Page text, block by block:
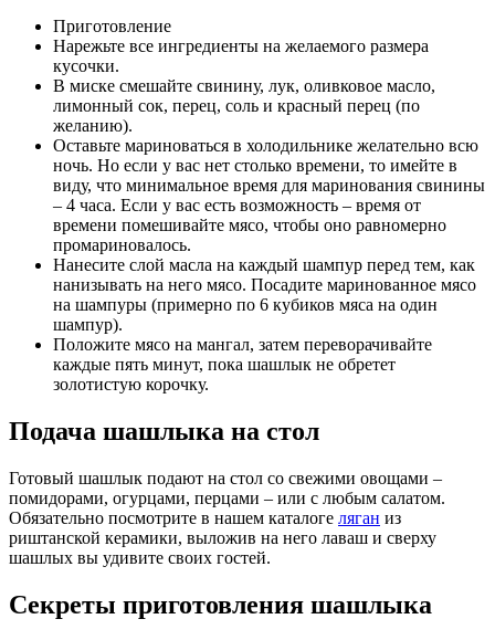
Приготовление
Нарежьте все ингредиенты на желаемого размера
кусочки.
В миске смешайте свинину, лук, оливковое масло,
лимонный сок, перец, соль и красный перец (по
желанию).
Оставьте мариноваться в холодильнике желательно всю
ночь. Но если у вас нет столько времени, то имейте в
виду, что минимальное время для маринования свинины
– 4 часа. Если у вас есть возможность – время от
времени помешивайте мясо, чтобы оно равномерно
промариновалось.
Нанесите слой масла на каждый шампур перед тем, как
нанизывать на него мясо. Посадите маринованное мясо
на шампуры (примерно по 6 кубиков мяса на один
шампур).
Положите мясо на мангал, затем переворачивайте
каждые пять минут, пока шашлык не обретет
золотистую корочку.
Подача шашлыка на стол
Готовый шашлык подают на стол со свежими овощами –
помидорами, огурцами, перцами – или с любым салатом.
Обязательно посмотрите в нашем каталоге ляган из
риштанской керамики, выложив на него лаваш и сверху
шашлых вы удивите своих гостей.
Секреты приготовления шашлыка